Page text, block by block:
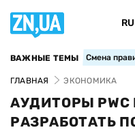
RU
ВАЖНЫЕ ТЕМЫ Смена
ГЛАВНАЯ ЭКОНОМИКА
АУДИТОРЫ
РАЗРАБОТАТЬ